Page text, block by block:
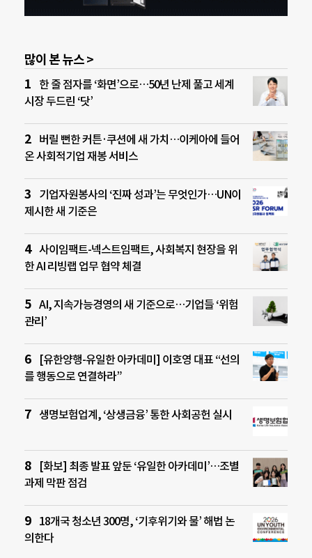
많이 본 뉴스 >
한 줄 점자를 ‘화면’으로…50년 난제 풀고 세계
시장 두드린 ‘닷’
버릴 뻔한 커튼·쿠션에 새 가치…이케아에 들어
온 사회적기업 재봉 서비스
기업자원봉사의 ‘진짜 성과’는 무엇인가…UN이
제시한 새 기준은
사이임팩트-넥스트임팩트, 사회복지 현장을 위
한 AI 리빙랩 업무 협약 체결
AI, 지속가능경영의 새 기준으로…기업들 ‘위험
관리’
[유한양행-유일한 아카데미] 이호영 대표 “선의
를 행동으로 연결하라”
생명보험업계, ‘상생금융’ 통한 사회공헌 실시
[화보] 최종 발표 앞둔 ‘유일한 아카데미’…조별
과제 막판 점검
18개국 청소년 300명, ‘기후위기와 물’ 해법 논
의한다